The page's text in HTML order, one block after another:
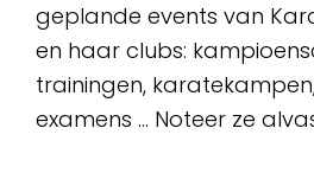
geplande events van
en haar clubs:
trainingen,
examens … Noteer ze